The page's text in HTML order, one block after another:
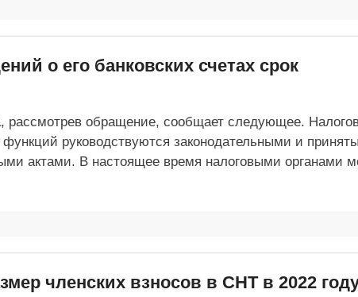
о его банковских счетах срок
рассмотрев обращение, сообщает следующее.
руководствуются законодательными и
актами. В настоящее время налоговыми органами
членских взносов в СНТ в 2022